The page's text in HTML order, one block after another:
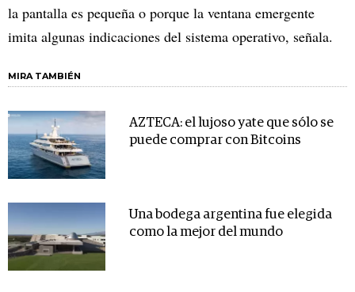
la pantalla es pequeña o porque la ventana emergente
imita algunas indicaciones del sistema operativo, señala.
MIRA TAMBIÉN
AZTECA: el lujoso yate que sólo se
puede comprar con Bitcoins
Una bodega argentina fue elegida
como la mejor del mundo